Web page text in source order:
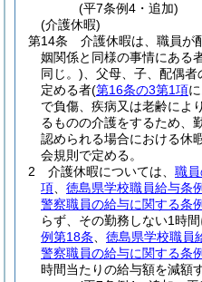
(平7条例4・追加)
(介護休暇)
第14条
介護休暇は、職員が
姻関係と同様の事情にある
同じ。) 、父母、子、配偶
定める者(第16条の3第1項
で負傷、疾病又は老齢によ
るものの介護をするため、
認められる場合における休
会規則で定める。
2
介護休暇については、 職
項
徳島県学校職員給与条
警察職員の給与に関する条
らず、その勤務しない1時間
例第18条
徳島県学校職員
警察職員の給与に関する条
時間当たりの給与額を減額す